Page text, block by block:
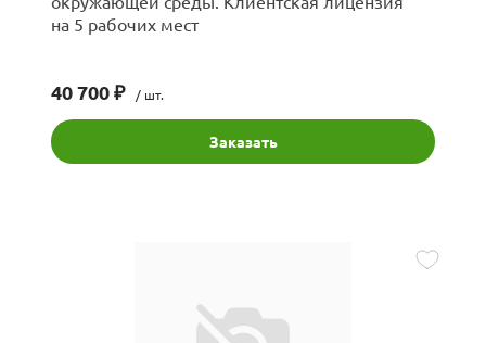
на 5 рабочих мест
40 700 ₽ / шт.
Заказать